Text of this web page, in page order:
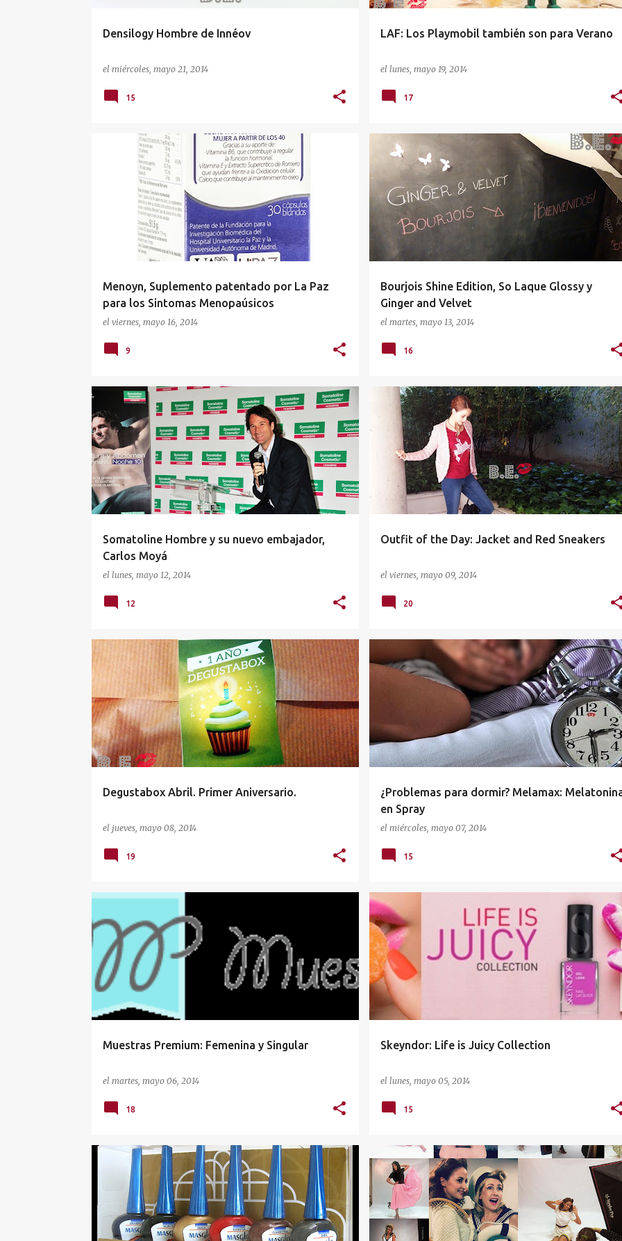
Densilogy Hombre de Innéov
el miércoles, mayo 21, 2014
15
LAF: Los Playmobil también son para Verano
el lunes, mayo 19, 2014
17
Menoyn, Suplemento patentado por La Paz
para los Sintomas Menopaúsicos
el viernes, mayo 16, 2014
DEPORTE&SALUD NUTRICOSMÉTICA
9
Bourjois Shine Edition, So Laque Glossy y
Ginger and Velvet
el martes, mayo 13, 2014
BOURJOIS COMPLEMENTOS GINGER & VELVET +
16
Somatoline Hombre y su nuevo embajador,
Carlos Moyá
el lunes, mayo 12, 2014
COSMÉTICA HOMBRE SOMATOLINE
12
Outfit of the Day: Jacket and Red Sneakers
el viernes, mayo 09, 2014
OUTFIT OF THE DAY
20
Degustabox Abril. Primer Aniversario.
el jueves, mayo 08, 2014
CAJAS MENSUALES DEGUSTABOX
19
¿Problemas para dormir? Melamax:
en Spray
el miércoles, mayo 07, 2014
MELAMAX NUTRICOSMÉTICA PARAFARMACIA
15
Muestras Premium: Femenina y Singular
el martes, mayo 06, 2014
CAJAS MENSUALES MUESTRAS PREMIUM
18
Skeyndor: Life is Juicy Collection
el lunes, mayo 05, 2014
MAQUILLAJE SKEYNDOR
15
MANICURA&ESMALTES MASGLO FOTOGRAFÍA MADPINUP